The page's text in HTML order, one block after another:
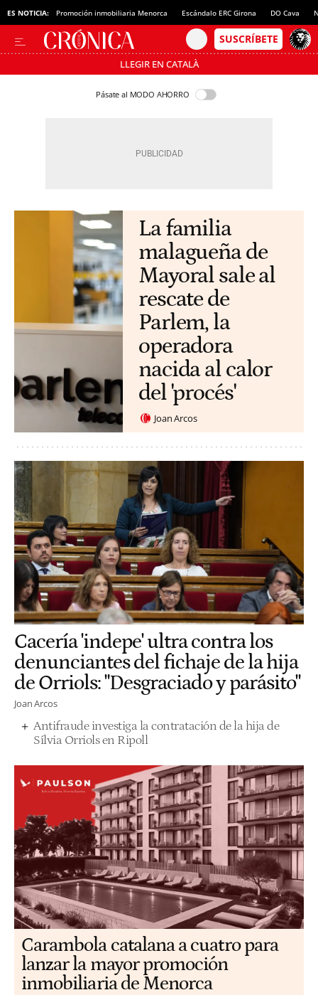
ES NOTICIA: Promoción inmobiliaria Menorca Escándalo ERC Girona DO Cava
LLEGIR EN CATALÀ
Pásate al MODO AHORRO
La familia
malagueña de
Mayoral sale al
rescate de
Parlem, la
operadora
nacida al calor
del 'procés'
Joan Arcos
Cacería 'indepe' ultra contra los
denunciantes del fichaje de la hija
de Orriols: "Desgraciado y parásito"
Joan Arcos
Antifraude investiga la contratación de la hija de
Sílvia Orriols en Ripoll
Carambola catalana a cuatro para
lanzar la mayor promoción
inmobiliaria de Menorca